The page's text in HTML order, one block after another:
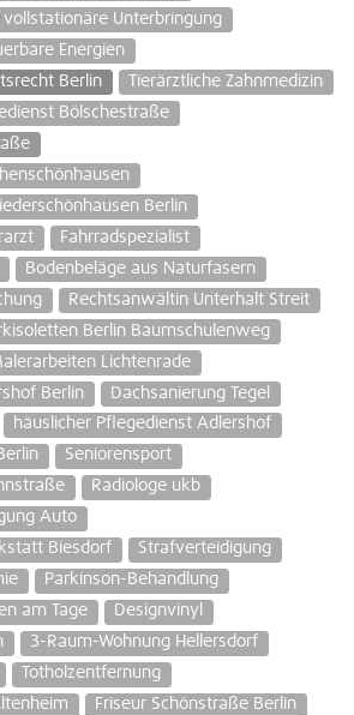
vollstationäre Unterbringung
Energien
Berlin
Tierärztliche Zahnmedizin
Bölschestraße
Berlin
Fahrradspezialist
Bodenbeläge aus Naturfasern
Rechtsanwältin Unterhalt Streit
Berlin Baumschulenweg
Lichtenrade
Berlin
Dachsanierung Tegel
häuslicher Pflegedienst Adlershof
Seniorensport
Radiologe ukb
Auto
Biesdorf
Strafverteidigung
Parkinson-Behandlung
am Tage
Designvinyl
3-Raum-Wohnung Hellersdorf
Totholzentfernung
Friseur Schönstraße Berlin